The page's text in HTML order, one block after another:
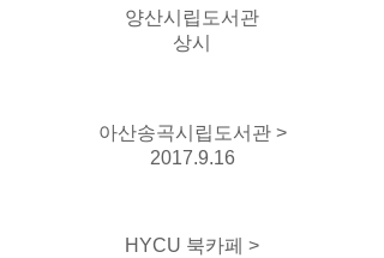
양산시립도서관
상시
아산송곡시립도서관 >
2017.9.16
HYCU 북카페 >